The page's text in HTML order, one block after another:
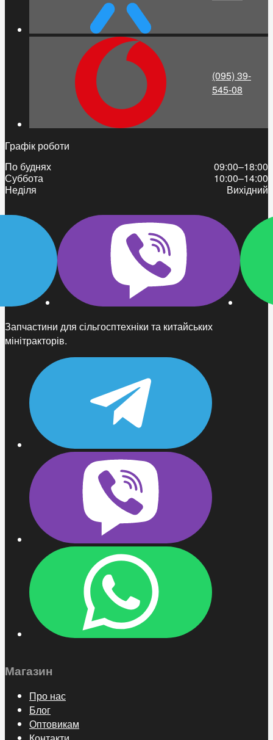
Запчастини для сільгосптехніки та китайських
мінітракторів.
Магазин
Про нас
Блог
Оптовикам
(095) 39-
545-08
Графік роботи
По буднях
09:00–18:00
Суббота
10:00–14:00
Неділя
Вихідний